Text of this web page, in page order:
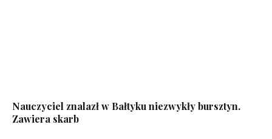
Nauczyciel znalazł w Bałtyku niezwykły bursztyn.
Zawiera skarb